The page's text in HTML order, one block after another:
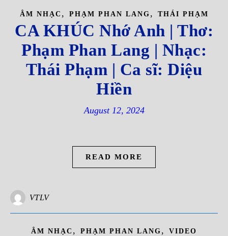
ÂM NHẠC , PHẠM PHAN LANG , THÁI PHẠM
CA KHÚC Nhớ Anh | Thơ:
Phạm Phan Lang | Nhạc:
Thái Phạm | Ca sĩ: Diệu
Hiền
August 12, 2024
READ MORE
VTLV
ÂM NHẠC , PHẠM PHAN LANG , VIDEO